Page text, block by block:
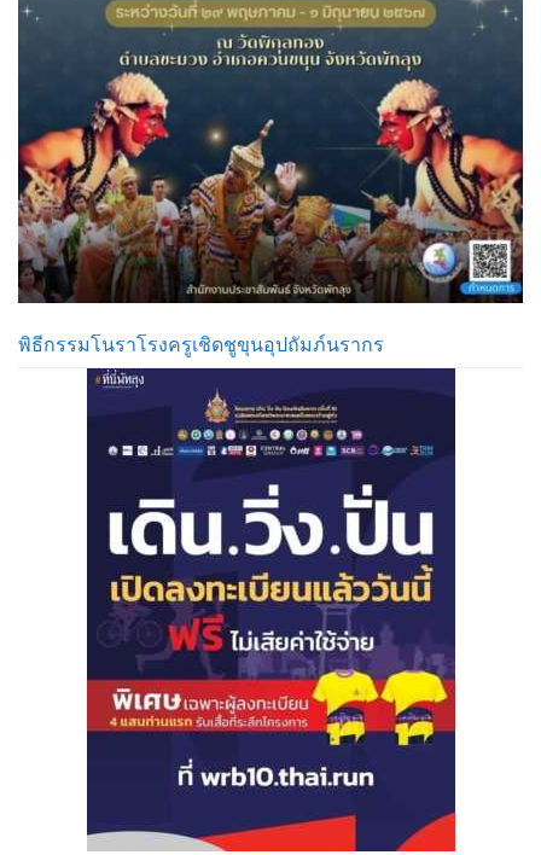
พิธีกรรมโนราโรงครูเชิดชูขุนอุปถัมภ์นรากร